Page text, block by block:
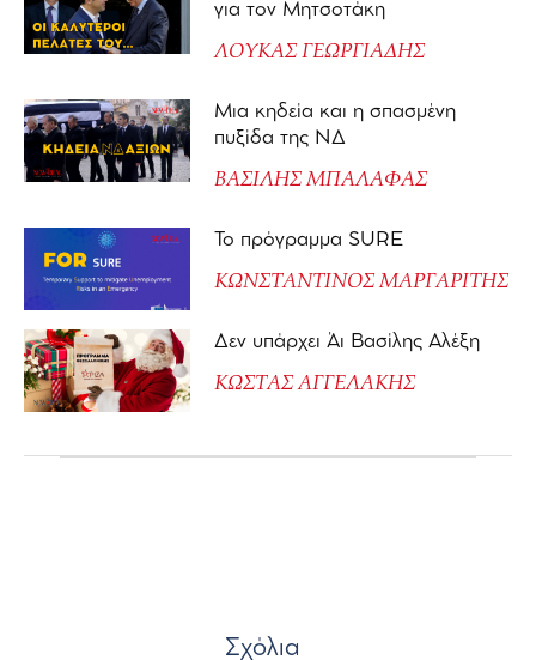
για τον Μητσοτάκη
ΛΟΥΚΑΣ ΓΕΩΡΓΙΑΔΗΣ
Μια κηδεία και η σπασμένη
πυξίδα της ΝΔ
ΒΑΣΙΛΗΣ ΜΠΑΛΑΦΑΣ
Το πρόγραμμα SURE
ΚΩΝΣΤΑΝΤΙΝΟΣ ΜΑΡΓΑΡΙΤΗΣ
Δεν υπάρχει Άι Βασίλης Αλέξη
ΚΩΣΤΑΣ ΑΓΓΕΛΑΚΗΣ
Σχόλια